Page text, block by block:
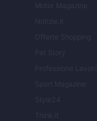
Motor Magazine
Notizie.it
Offerte Shopping
Pet Story
Professione Lavoro
Sport Magazine
Style24
Think.it